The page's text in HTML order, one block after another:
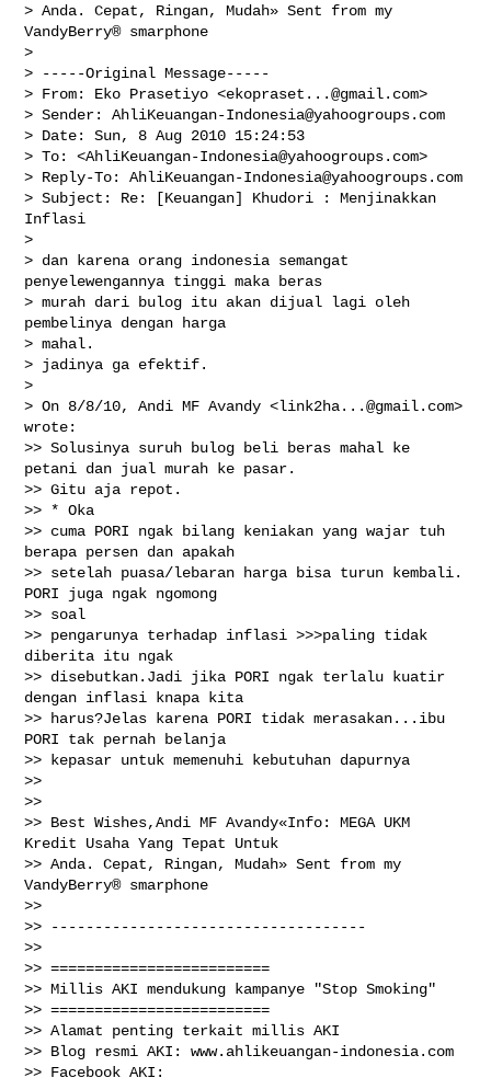
> Anda. Cepat, Ringan, Mudah» Sent from my
VandyBerry® smarphone
>
> -----Original Message-----
> From: Eko Prasetiyo <ekopraset...@gmail.com>
> Sender: AhliKeuangan-Indonesia@yahoogroups.com
> Date: Sun, 8 Aug 2010 15:24:53
> To: <AhliKeuangan-Indonesia@yahoogroups.com>
> Reply-To: AhliKeuangan-Indonesia@yahoogroups.com
> Subject: Re: [Keuangan] Khudori : Menjinakkan
Inflasi
>
> dan karena orang indonesia semangat
penyelewengannya tinggi maka beras
> murah dari bulog itu akan dijual lagi oleh
pembelinya dengan harga
> mahal.
> jadinya ga efektif.
>
> On 8/8/10, Andi MF Avandy <link2ha...@gmail.com>
wrote:
>> Solusinya suruh bulog beli beras mahal ke
petani dan jual murah ke pasar.
>> Gitu aja repot.
>> * Oka
>> cuma PORI ngak bilang keniakan yang wajar tuh
berapa persen dan apakah
>> setelah puasa/lebaran harga bisa turun kembali.
PORI juga ngak ngomong
>> soal
>> pengarunya terhadap inflasi >>>paling tidak
diberita itu ngak
>> disebutkan.Jadi jika PORI ngak terlalu kuatir
dengan inflasi knapa kita
>> harus?Jelas karena PORI tidak merasakan...ibu
PORI tak pernah belanja
>> kepasar untuk memenuhi kebutuhan dapurnya
>>
>>
>> Best Wishes,Andi MF Avandy«Info: MEGA UKM
Kredit Usaha Yang Tepat Untuk
>> Anda. Cepat, Ringan, Mudah» Sent from my
VandyBerry® smarphone
>>
>> ------------------------------------
>>
>> =========================
>> Millis AKI mendukung kampanye "Stop Smoking"
>> =========================
>> Alamat penting terkait millis AKI
>> Blog resmi AKI: www.ahlikeuangan-indonesia.com